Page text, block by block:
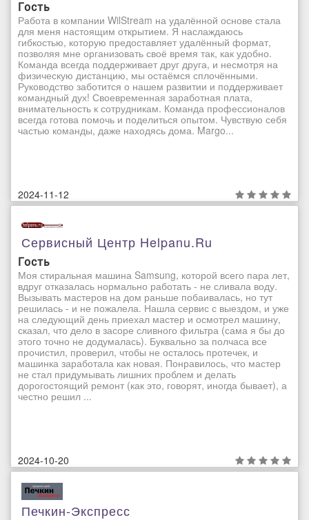
Гость
Работа в компании WilStream на удалённой основе стала
для меня настоящим открытием. Я наслаждаюсь
гибкостью, которую предоставляет удалённый формат,
позволяя мне организовать своё время так, как удобно.
Команда всегда поддерживает друг друга, и несмотря на
физическую дистанцию, мы остаёмся сплочёнными.
Руководство заботится о нашем развитии и поддерживает
командный дух! Своевременная заработная плата,
внимательность к сотрудникам. Команда профессионалов
всегда готова помочь и поделиться опытом. Чувствую себя
частью команды, даже находясь дома. Margo...
2024-11-12
Сервисный Центр Helpanu.ru
Гость
Моя стиральная машина Samsung, которой всего пара лет,
вдруг отказалась нормально работать - не сливала воду.
Вызывать мастеров на дом раньше побаивалась, но тут
решилась - и не пожалела. Нашла сервис с выездом, и уже
на следующий день приехал мастер и осмотрел машину,
сказал, что дело в засоре сливного фильтра (сама я бы до
этого точно не додумалась). Буквально за полчаса все
прочистил, проверил, чтобы не осталось протечек, и
машинка заработала как новая. Понравилось, что мастер
не стал придумывать лишних проблем и делать
дорогостоящий ремонт (как это, говорят, иногда бывает), а
честно решил ...
2024-10-20
Печкин-Экспресс